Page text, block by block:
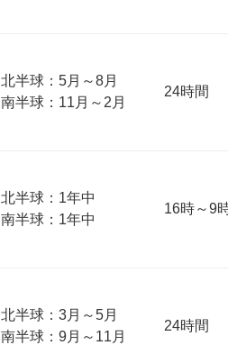
北半球：5月～8月
南半球：11月～2月
24時間
北半球：1年中
南半球：1年中
16時～9
北半球：3月～5月
南半球：9月～11月
24時間